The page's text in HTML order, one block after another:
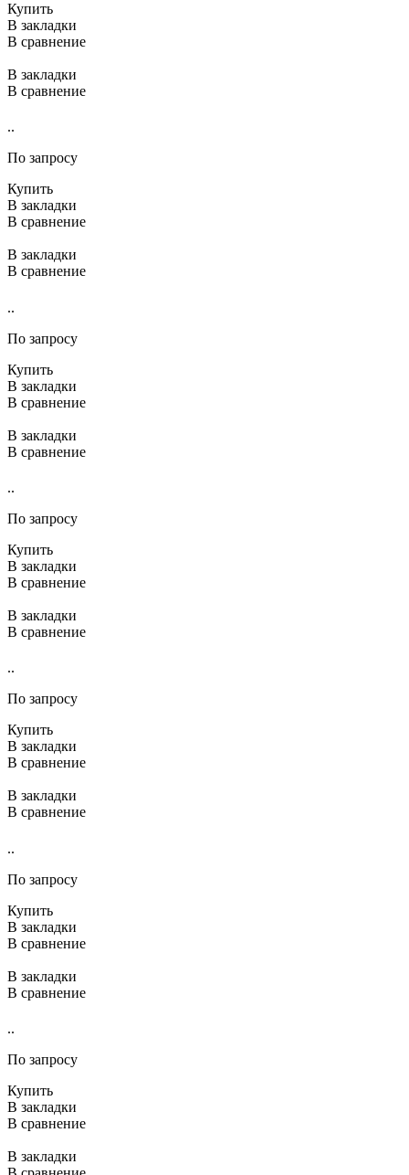
Купить
В закладки
В сравнение
В закладки
В сравнение
..
По запросу
Купить
В закладки
В сравнение
В закладки
В сравнение
..
По запросу
Купить
В закладки
В сравнение
В закладки
В сравнение
..
По запросу
Купить
В закладки
В сравнение
В закладки
В сравнение
..
По запросу
Купить
В закладки
В сравнение
В закладки
В сравнение
..
По запросу
Купить
В закладки
В сравнение
В закладки
В сравнение
..
По запросу
Купить
В закладки
В сравнение
В закладки